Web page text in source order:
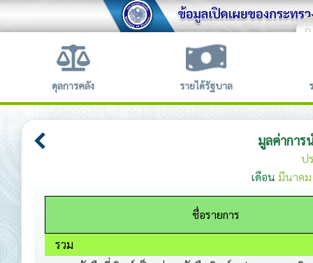
ก
ดุลการคลัง รายได้รัฐบาล
มูลค่าการ
ป
เดือน มีนาค
ชื่อรายการ
รวม